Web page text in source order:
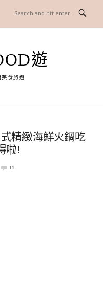
遊
美食旅遊
精緻海鮮火鍋吃
啦!
11